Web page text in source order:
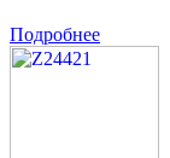
Подробнее